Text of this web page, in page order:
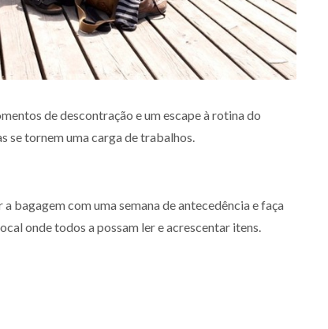
de descontração e um escape à rotina do
se tornem uma carga de trabalhos.
bagagem com uma semana de antecedência e faça
onde todos a possam ler e acrescentar itens.